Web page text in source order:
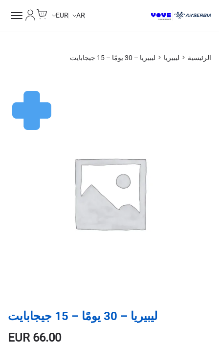
AR
EUR
الرئيسية ليبيريا ليبيريا – 30 يومًا – 15 جيجابايت
ليبيريا – 30 يومًا – 15 جيجابايت
EUR66.00